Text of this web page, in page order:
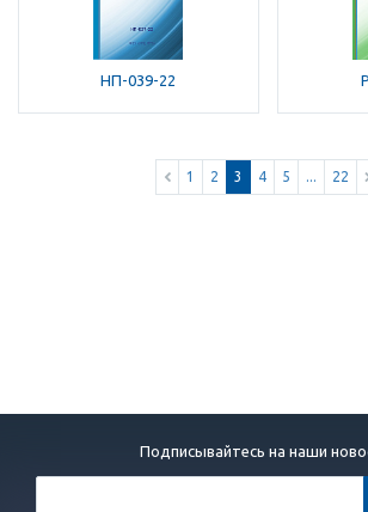
НП-039-22
1 2 3 4 5 ... 22
Подписывайтесь на наши